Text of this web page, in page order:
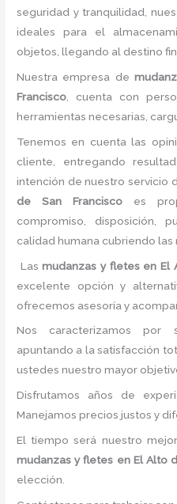
seguridad y tranquilidad,
ideales para el
objetos, llegando al destino
Nuestra empresa de
Francisco , cuenta con
herramientas necesarias,
Tenemos en cuenta las
cliente, entregando
intención de nuestro servicio
de San Francisco es
compromiso, disposición,
calidad humana cubriendo las
Lasmudanzas y fletes en El
excelente opción y
ofrecemos asesoría y
Nos caracterizamos por
apuntando a la satisfacción
ustedes nuestro mayor
Disfrutamos años de
Manejamos precios justos y
El tiempo será nuestro
mudanzas y fletes en El Alto
elección.